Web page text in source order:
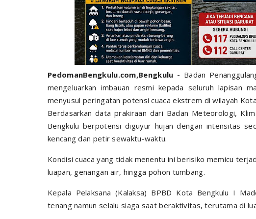
PedomanBengkulu.com,Bengkulu - Badan
mengeluarkan imbauan resmi kepada seluruh lapisan
menyusul peringatan potensi cuaca ekstrem di wilayah
Berdasarkan data prakiraan dari Badan Meteorologi,
Bengkulu berpotensi diguyur hujan dengan intensitas
kencang dan petir sewaktu-waktu.
Kondisi cuaca yang tidak menentu ini berisiko memicu
luapan, genangan air, hingga pohon tumbang.
Kepala Pelaksana (Kalaksa) BPBD Kota Bengkulu I
tenang namun selalu siaga saat beraktivitas, terutama di